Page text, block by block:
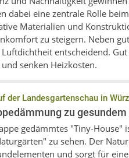
dabei eine zentrale Rolle
Materialien und
zu steigern. Neben
entscheidend.
senken Heizkosten.
der Landesgartenschau in
zu
gedämmtes "Tiny-House"
zu sehen. Der
und sorgt für